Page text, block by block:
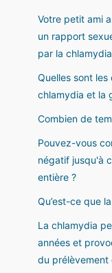
Votre petit ami
un rapport
par la
Quelles sont
chlamydia et la
Combien de
Pouvez-vous
négatif jusqu'à
entière ?
Qu’est-ce que
La chlamydia
années et
du prélèvement